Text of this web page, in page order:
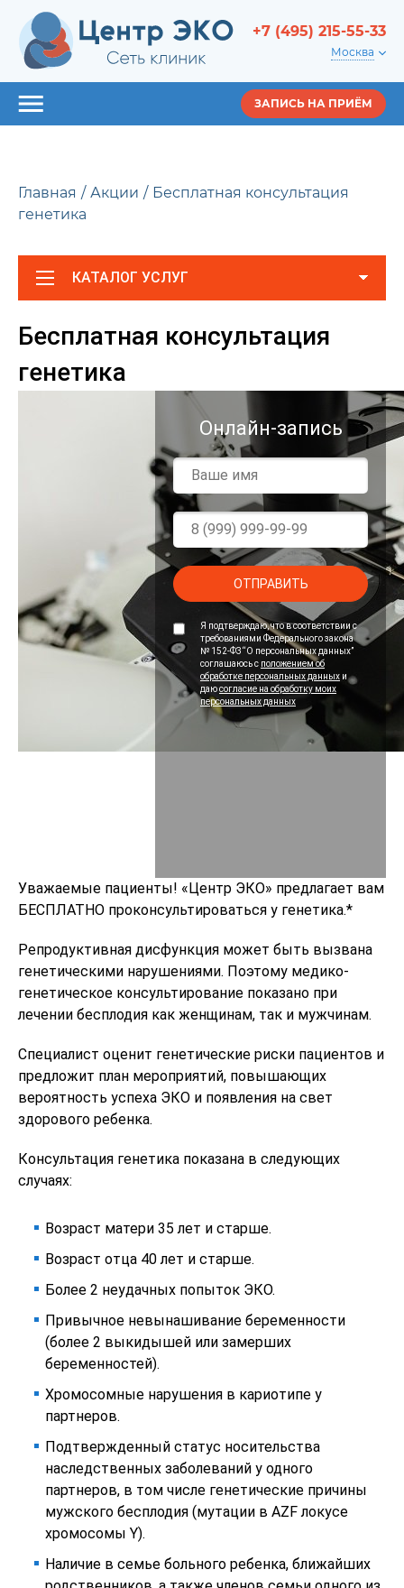
+7 (495) 215-55-33
Москва
ЗАПИСЬ НА ПРИЁМ
Главная Акции
Бесплатная консультация
генетика
КАТАЛОГ УСЛУГ
Бесплатная консультация
генетика
Онлайн-запись
Имя
*
Ваш
телефон
*
Персональные
данные
*
Я подтверждаю, что в соответствии с
требованиями Федерального закона
№ 152-ФЗ “О персональных данных”
соглашаюсь с положением об
обработке персональных данных и
даюсогласие на обработку моих
персональных данных
Уважаемые пациенты! «Центр ЭКО» предлагает вам
БЕСПЛАТНО проконсультироваться у генетика.*
Репродуктивная дисфункция может быть вызвана
генетическими нарушениями. Поэтому медико-
генетическое консультирование показано при
лечении бесплодия как женщинам, так и мужчинам.
Специалист оценит генетические риски пациентов и
предложит план мероприятий, повышающих
вероятность успеха ЭКО и появления на свет
здорового ребенка.
Консультация генетика показана в следующих
случаях:
Возраст матери 35 лет и старше.
Возраст отца 40 лет и старше.
Более 2 неудачных попыток ЭКО.
Привычное невынашивание беременности
(более 2 выкидышей или замерших
беременностей).
Хромосомные нарушения в кариотипе у
партнеров.
Подтвержденный статус носительства
наследственных заболеваний у одного
партнеров, в том числе генетические причины
мужского бесплодия (мутации в AZF локусе
хромосомы Y).
Наличие в семье больного ребенка, ближайших